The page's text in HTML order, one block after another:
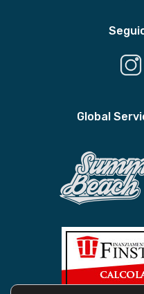
Global